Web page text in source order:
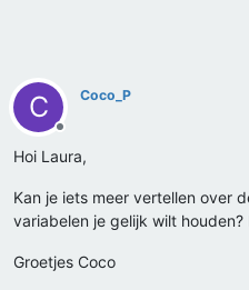
C
Offline
Coco_P
Hoi Laura,
Kan je iets meer vertellen over
variabelen je gelijk wilt
Groetjes Coco